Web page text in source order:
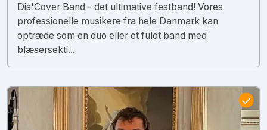
Dis'Cover Band - det ultimative festband! Vores
professionelle musikere fra hele Danmark kan
optræde som en duo eller et fuldt band med
blæsersekti...